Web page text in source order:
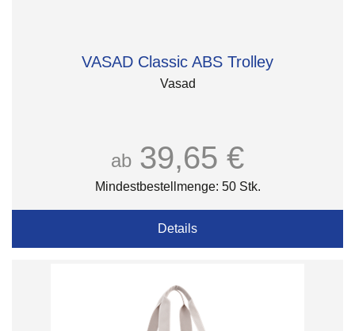
VASAD Classic ABS Trolley
Vasad
ab 39,65 €
Mindestbestellmenge: 50 Stk.
Details